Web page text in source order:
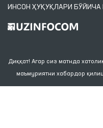
ИНСОН ҲУҚУҚЛАРИ
Диққат! Агар сиз матнда
маъмуриятни хабардор